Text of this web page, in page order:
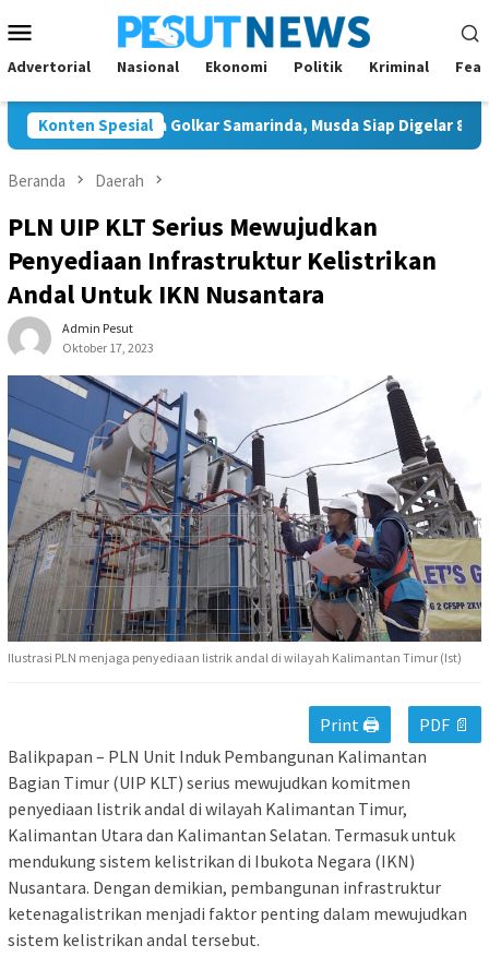
ke
kontenMobile
Advertorial Nasional Ekonomi Politik Kriminal
Konten Spesial
Ketua Golkar Samarinda, Musda Siap Digelar 8 Agustus
Beranda Daerah
PLN UIP KLT Serius Mewujudkan
Penyediaan Infrastruktur Kelistrikan
Andal Untuk IKN Nusantara
Admin Pesut
Oktober 17, 2023
Ilustrasi PLN menjaga penyediaan listrik andal di wilayah Kalimantan Timur (Ist)
Print 🖨
PDF 📄
Balikpapan – PLN Unit Induk Pembangunan Kalimantan
Bagian Timur (UIP KLT) serius mewujudkan komitmen
penyediaan listrik andal di wilayah Kalimantan Timur,
Kalimantan Utara dan Kalimantan Selatan. Termasuk untuk
mendukung sistem kelistrikan di Ibukota Negara (IKN)
Nusantara. Dengan demikian, pembangunan infrastruktur
ketenagalistrikan menjadi faktor penting dalam mewujudkan
sistem kelistrikan andal tersebut.